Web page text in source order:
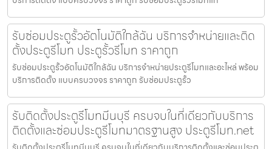
รับซ่อมประตูรั้วอัตโนมัติใกล้ฉัน บริการจำหน่ายและติด
ตั้งประตูรีโมท ประตูรั้วรีโมท ราคาถูก
รับซ่อมประตูรั้วอัตโนมัติใกล้ฉัน บริการจำหน่ายประตูรีโมทและอะไหล่ พร้อม
บริการติดตั้ง แบบครบวงจร ราคาถูก รับซ่อมประตูรั้ว
รับติดตั้งประตูรีโมทมีนบุรี ครบจบในที่เดียวกับบริการ
ติดตั้งและซ่อมประตูรีโมทมาตรฐานสูง ประตูรีโมท.net